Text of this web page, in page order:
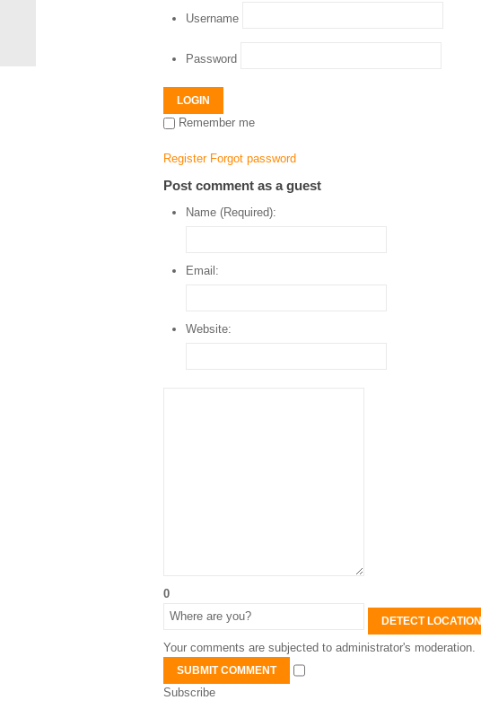
Username
Password
LOGIN
Remember me
Register Forgot password
Post comment as a guest
Name (Required):
Email:
Website:
0
DETECT LOCATION
Your comments are subjected to administrator's moderation.
SUBMIT COMMENT
Subscribe